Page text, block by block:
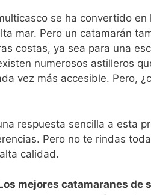
se ha convertido
mar. Pero un catamarán
costas, ya sea para una
numerosos astilleros
vez más accesible. Pero,
respuesta sencilla a esta
Pero no te rindas
calidad.
mejores catamaranes de